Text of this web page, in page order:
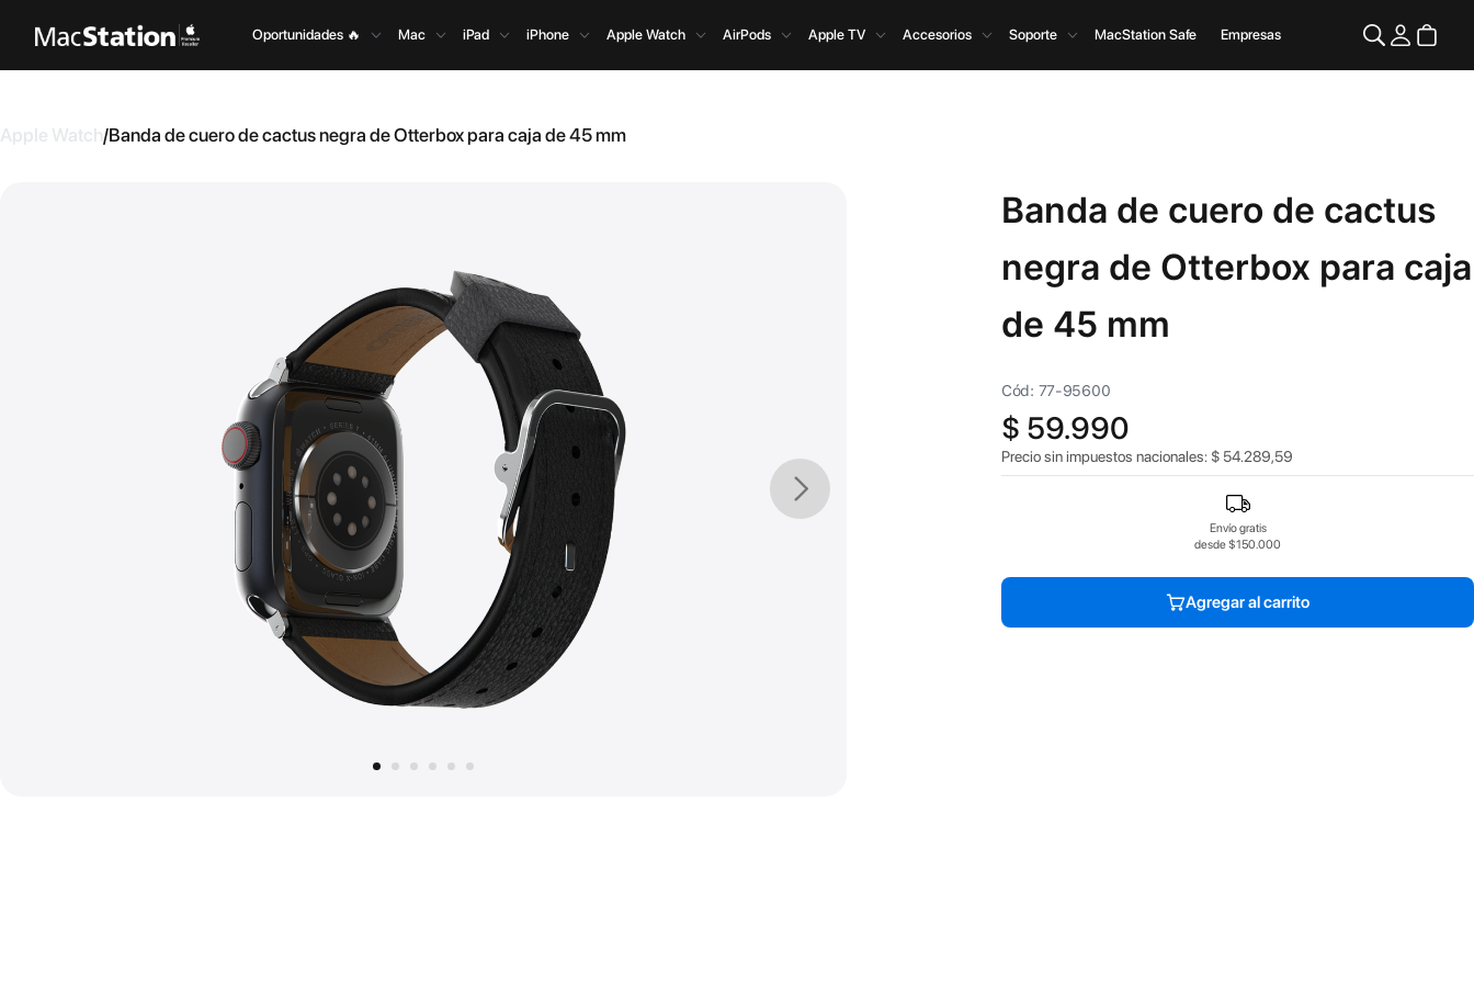
Oportunidades 🔥 Mac iPad iPhone Apple Watch AirPods Apple TV Accesorios Soporte MacStation Safe Empresas
Apple Watch/Banda de cuero de cactus negra de Otterbox para caja de 45 mm
Banda de cuero de cactus
negra de Otterbox para caja
de 45 mm
Cód: 77-95600
$ 59.990
Precio sin impuestos nacionales: $ 54.289,59
Envío gratis
desde $150.000
Agregar al carrito